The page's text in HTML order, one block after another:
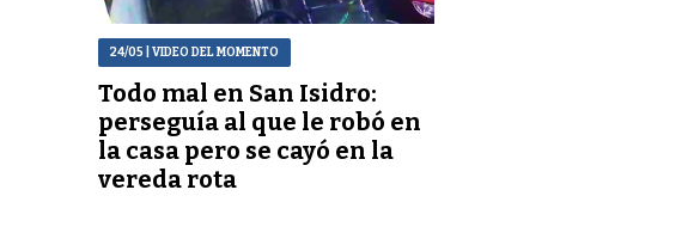
24/05 | VIDEO DEL MOMENTO
Todo mal en San Isidro:
perseguía al que le robó en
la casa pero se cayó en la
vereda rota